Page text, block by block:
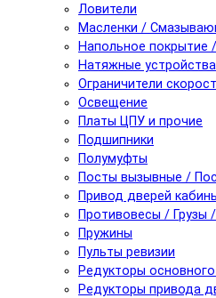
Ловители
Масленки /
Напольное
Натяжные устройства
Ограничители
Освещение
Платы ЦПУ и прочие
Подшипники
Полумуфты
Посты вызывные /
Привод дверей
Противовесы / Грузы
Пружины
Пульты ревизии
Редукторы
Редукторы привода